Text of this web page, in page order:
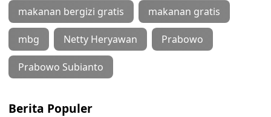
makanan bergizi gratis makanan gratis
mbg Netty Heryawan Prabowo
Prabowo Subianto
Berita Populer